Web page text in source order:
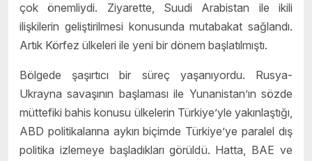
çok önemliydi. Ziyarette, Suudi Arabistan ile ikili
ilişkilerin geliştirilmesi konusunda mutabakat sağlandı.
Artık Körfez ülkeleri ile yeni bir dönem başlatılmıştı.
Bölgede şaşırtıcı bir süreç yaşanıyordu. Rusya-
Ukrayna savaşının başlaması ile Yunanistan’ın sözde
müttefiki bahis konusu ülkelerin Türkiye’yle yakınlaştığı,
ABD politikalarına aykırı biçimde Türkiye’ye paralel dış
politika izlemeye başladıkları görüldü. Hatta, BAE ve